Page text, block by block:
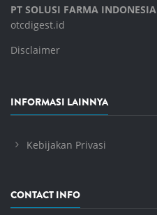
PT SOLUSI FARMA INDONESIA
otcdigest.id
Disclaimer
INFORMASI LAINNYA
Kebijakan Privasi
CONTACT INFO